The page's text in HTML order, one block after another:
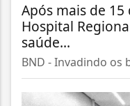
Após mais de
Hospital
saúde...
BND - Invadindo os